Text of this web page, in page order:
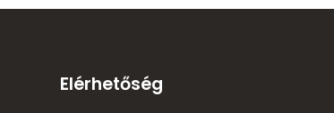
Elérhetőség